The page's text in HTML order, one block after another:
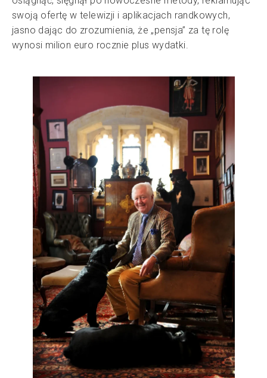
swoją ofertę w telewizji i aplikacjach randkowych,
jasno dając do zrozumienia, że „pensja” za tę rolę
wynosi milion euro rocznie plus wydatki.